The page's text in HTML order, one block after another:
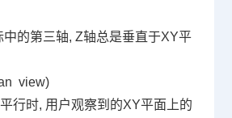
中的第三轴, Z轴总是垂直于XY平
view)
行时, 用户观察到的XY平面上的